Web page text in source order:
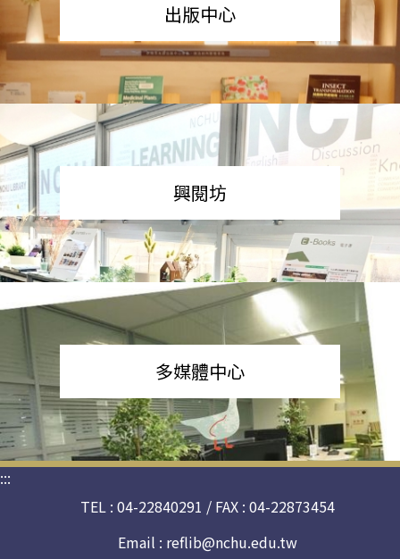
出版中心
興閱坊
多媒體中心
:::
TEL : 04-22840291 / FAX : 04-22873454
Email : reflib@nchu.edu.tw